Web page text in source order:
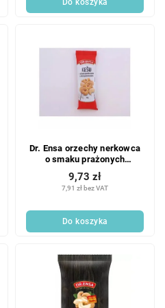
Do koszyka
Dr. Ensa orzechy nerkowca
o smaku prażonych
orzechów sezamowych 60g
7,91 zł bez VAT
9,73 zł
Do koszyka